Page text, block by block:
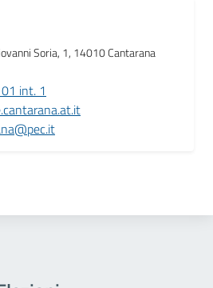
Soria, 1, 14010 Cantarana
int. 1